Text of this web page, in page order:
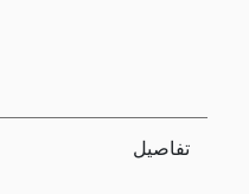
تفاصيل